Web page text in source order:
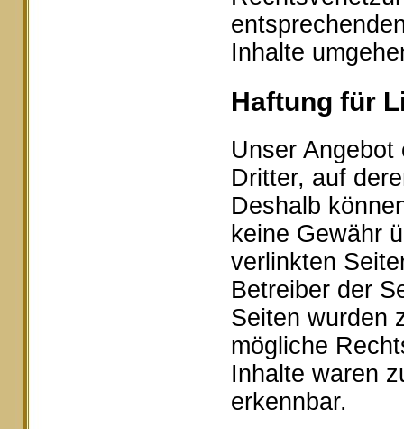
Inhalte
Haftung für
Unser
Dritter, auf
Deshalb
keine Gewähr
verlinkten
Betreiber der
Seiten wurden
mögliche
Inhalte waren
erkennbar.